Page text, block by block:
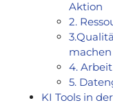
Aktion
2.
machen
4.
5.
KI Tools in